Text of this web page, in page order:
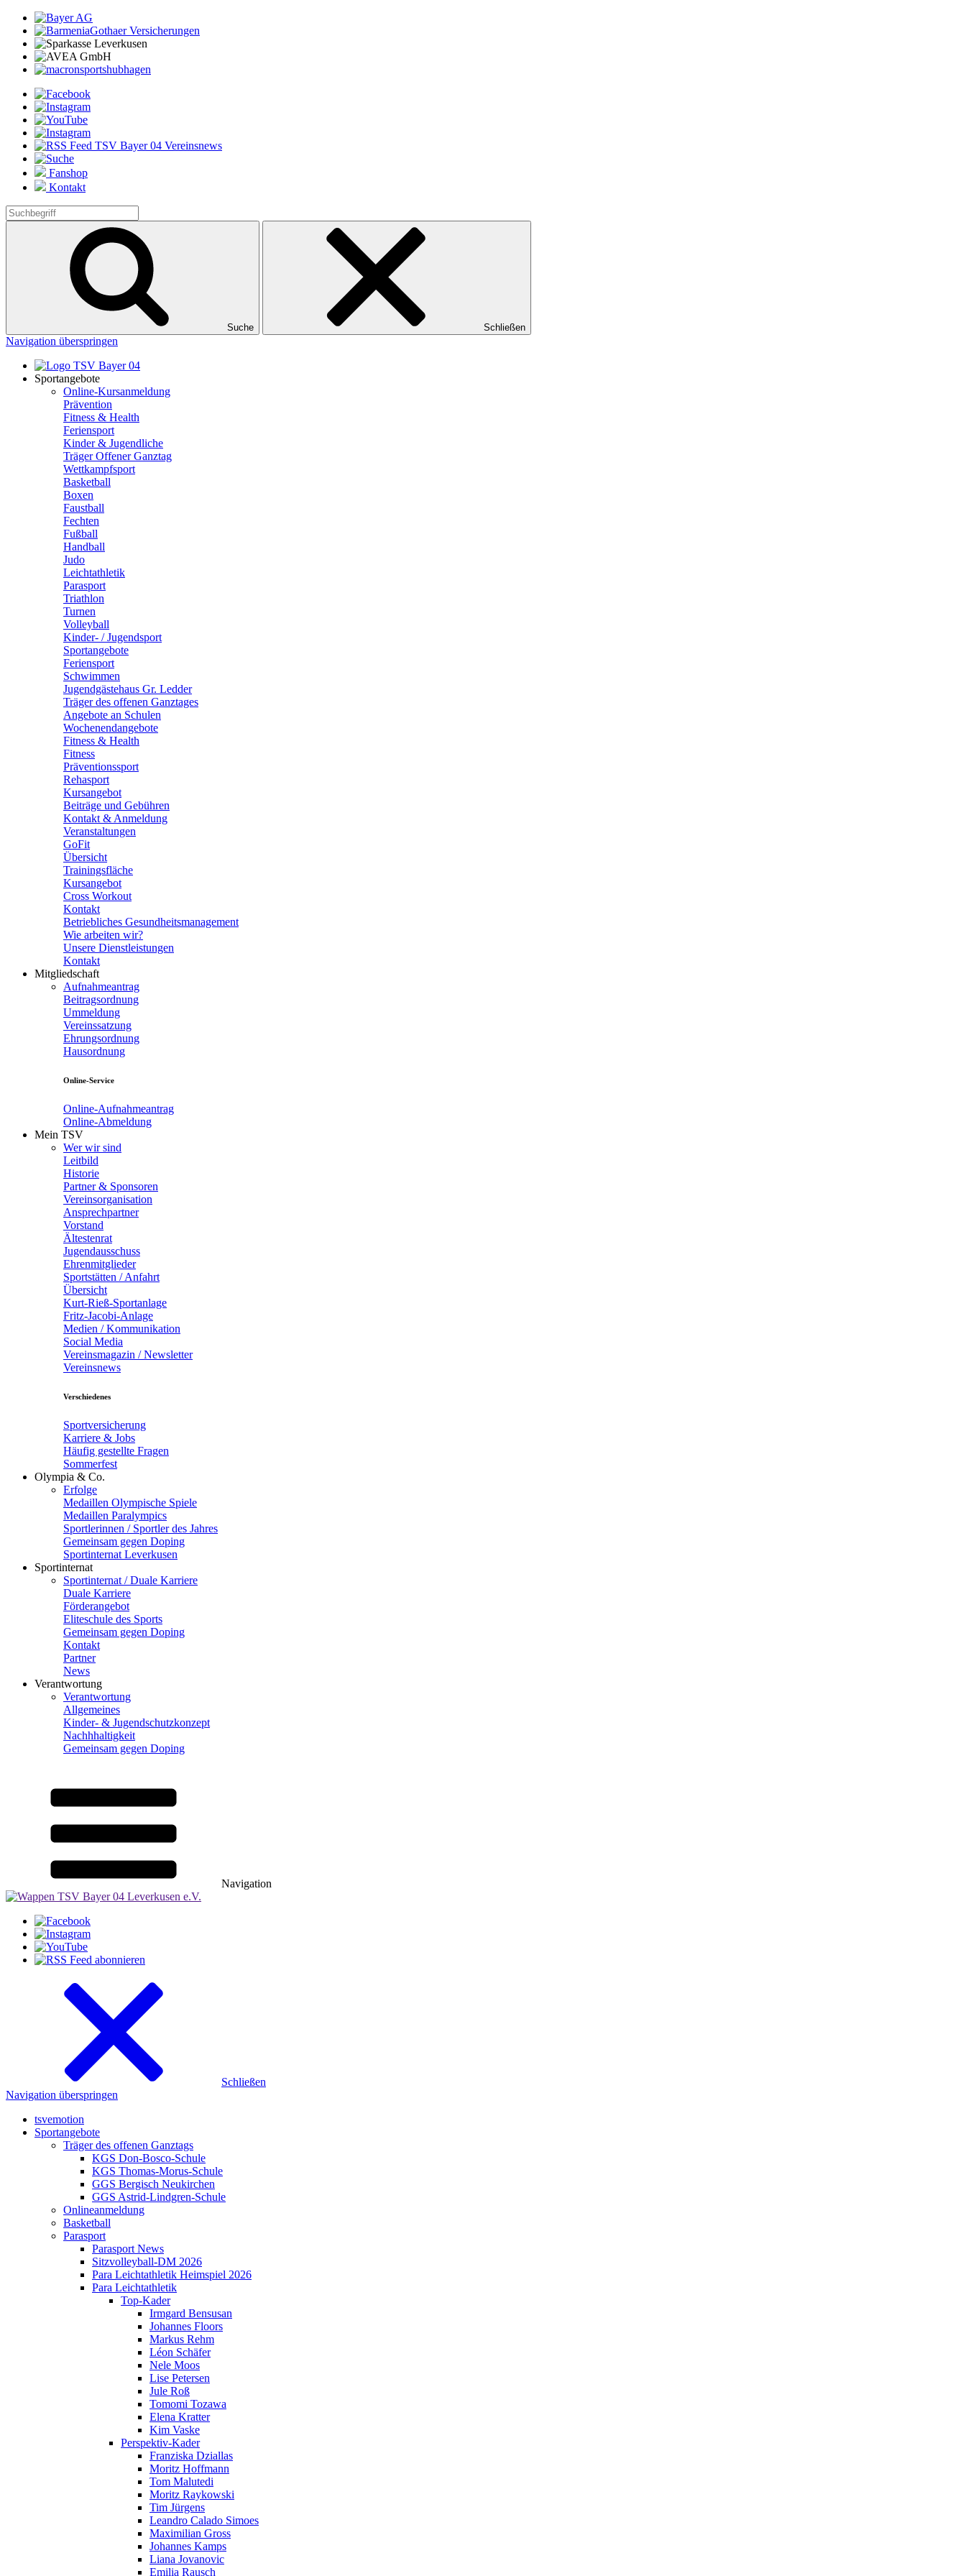
Fanshop
Kontakt
Suche Schließen
Navigation überspringen
Sportangebote
Online-Kursanmeldung
Prävention
Fitness & Health
Feriensport
Kinder & Jugendliche
Träger Offener Ganztag
Wettkampfsport
Basketball
Boxen
Faustball
Fechten
Fußball
Handball
Judo
Leichtathletik
Parasport
Triathlon
Turnen
Volleyball
Kinder- / Jugendsport
Sportangebote
Feriensport
Schwimmen
Jugendgästehaus Gr. Ledder
Träger des offenen Ganztages
Angebote an Schulen
Wochenendangebote
Fitness & Health
Fitness
Präventionssport
Rehasport
Kursangebot
Beiträge und Gebühren
Kontakt & Anmeldung
Veranstaltungen
GoFit
Übersicht
Trainingsfläche
Kursangebot
Cross Workout
Kontakt
Betriebliches Gesundheitsmanagement
Wie arbeiten wir?
Unsere Dienstleistungen
Kontakt
Mitgliedschaft
Aufnahmeantrag
Beitragsordnung
Ummeldung
Vereinssatzung
Ehrungsordnung
Hausordnung
Online-Service
Online-Aufnahmeantrag
Online-Abmeldung
Mein TSV
Wer wir sind
Leitbild
Historie
Partner & Sponsoren
Vereinsorganisation
Ansprechpartner
Vorstand
Ältestenrat
Jugendausschuss
Ehrenmitglieder
Sportstätten / Anfahrt
Übersicht
Kurt-Rieß-Sportanlage
Fritz-Jacobi-Anlage
Medien / Kommunikation
Social Media
Vereinsmagazin / Newsletter
Vereinsnews
Verschiedenes
Sportversicherung
Karriere & Jobs
Häufig gestellte Fragen
Sommerfest
Olympia & Co.
Erfolge
Medaillen Olympische Spiele
Medaillen Paralympics
Sportlerinnen / Sportler des Jahres
Gemeinsam gegen Doping
Sportinternat Leverkusen
Sportinternat
Sportinternat / Duale Karriere
Duale Karriere
Förderangebot
Eliteschule des Sports
Gemeinsam gegen Doping
Kontakt
Partner
News
Verantwortung
Verantwortung
Allgemeines
Kinder- & Jugendschutzkonzept
Nachhhaltigkeit
Gemeinsam gegen Doping
Navigation
Schließen
Navigation überspringen
tsvemotion
Sportangebote
Träger des offenen Ganztags
KGS Don-Bosco-Schule
KGS Thomas-Morus-Schule
GGS Bergisch Neukirchen
GGS Astrid-Lindgren-Schule
Onlineanmeldung
Basketball
Parasport
Parasport News
Sitzvolleyball-DM 2026
Para Leichtathletik Heimspiel 2026
Para Leichtathletik
Top-Kader
Irmgard Bensusan
Johannes Floors
Markus Rehm
Léon Schäfer
Nele Moos
Lise Petersen
Jule Roß
Tomomi Tozawa
Elena Kratter
Kim Vaske
Perspektiv-Kader
Franziska Dziallas
Moritz Hoffmann
Tom Malutedi
Moritz Raykowski
Tim Jürgens
Leandro Calado Simoes
Maximilian Gross
Johannes Kamps
Liana Jovanovic
Emilia Rausch